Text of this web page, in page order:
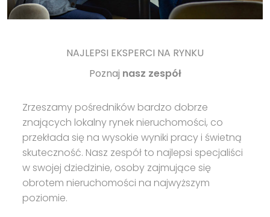
NAJLEPSI EKSPERCI NA RYNKU
Poznaj nasz zespół
Zrzeszamy pośredników bardzo dobrze
znających lokalny rynek nieruchomości, co
przekłada się na wysokie wyniki pracy i świetną
skuteczność. Nasz zespół to najlepsi specjaliści
w swojej dziedzinie, osoby zajmujące się
obrotem nieruchomości na najwyższym
poziomie.